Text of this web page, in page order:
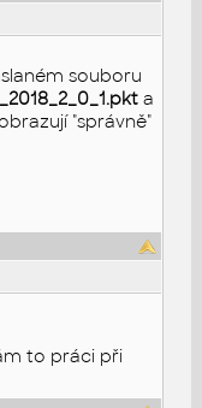
souboru
a
"správně"
to práci při